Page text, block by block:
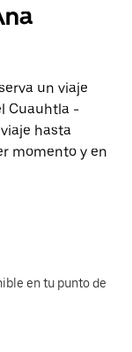
un viaje
Cuauhtla -
hasta
momento y en
en tu punto de